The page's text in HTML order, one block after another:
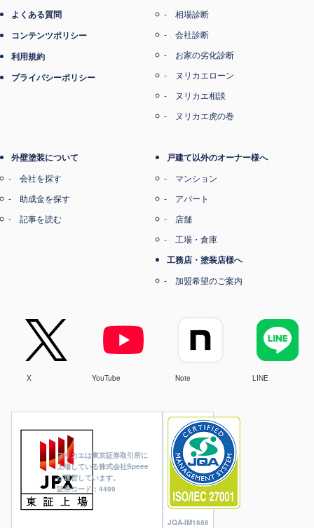
ヌリカエは東京証券取引所に
上場している株式会社Speee
が運営しています。
証券コード：4499
JQA-IM1686
よくある質問
コンテンツポリシー
利用規約
プライバシーポリシー
相場診断
会社診断
お家の劣化診断
ヌリカエローン
ヌリカエ相談
ヌリカエ虎の巻
外壁塗装について
会社を探す
助成金を探す
記事を読む
戸建て以外のオーナー様へ
マンション
アパート
店舗
工場・倉庫
工務店・塗装店様へ
加盟希望のご案内
X YouTube Note LINE